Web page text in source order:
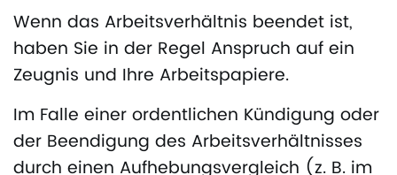
Wenn das Arbeitsverhältnis beendet ist,
haben Sie in der Regel Anspruch auf ein
Zeugnis und Ihre Arbeitspapiere.
Im Falle einer ordentlichen Kündigung oder
der Beendigung des Arbeitsverhältnisses
durch einen Aufhebungsvergleich (z. B. im